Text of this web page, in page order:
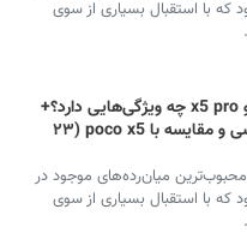
که با استقبال بسیاری از سوی
شیائومی پوکو x5 pro چه ویژگی‌هایی دارد؟+
مشخصات، قیمت، بررسی و مقایسه با poco x5 (۲۳
یکی از محبوب‌ترین میان‌رده‌های موجود در
که با استقبال بسیاری از سوی